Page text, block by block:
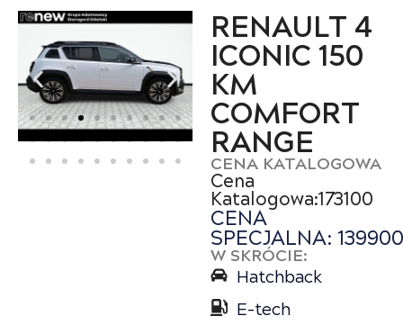
RENAULT 4
ICONIC 150
KM
COMFORT
RANGE
CENA KATALOGOWA
Cena
Katalogowa:173100
CENA
SPECJALNA: 139900
W SKRÓCIE:
Hatchback
E-tech